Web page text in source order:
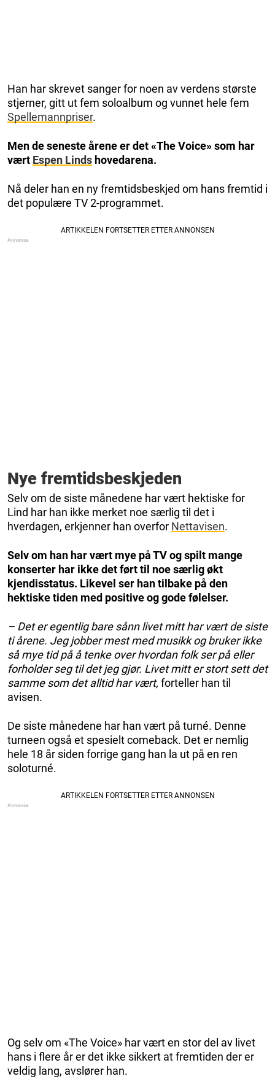
Han har skrevet sanger for noen av verdens største
stjerner, gitt ut fem soloalbum og vunnet hele fem
Spellemannpriser.
Men de seneste årene er det «The Voice» som har
vært Espen Linds hovedarena.
Nå deler han en ny fremtidsbeskjed om hans fremtid i
det populære TV 2-programmet.
Nye fremtidsbeskjeden
Selv om de siste månedene har vært hektiske for
Lind har han ikke merket noe særlig til det i
hverdagen, erkjenner han overfor Nettavisen.
Selv om han har vært mye på TV og spilt mange
konserter har ikke det ført til noe særlig økt
kjendisstatus. Likevel ser han tilbake på den
hektiske tiden med positive og gode følelser.
– Det er egentlig bare sånn livet mitt har vært de siste
ti årene. Jeg jobber mest med musikk og bruker ikke
så mye tid på å tenke over hvordan folk ser på eller
forholder seg til det jeg gjør. Livet mitt er stort sett det
samme som det alltid har vært, forteller han til
avisen.
De siste månedene har han vært på turné. Denne
turneen også et spesielt comeback. Det er nemlig
hele 18 år siden forrige gang han la ut på en ren
soloturné.
Og selv om «The Voice» har vært en stor del av livet
hans i flere år er det ikke sikkert at fremtiden der er
veldig lang, avslører han.